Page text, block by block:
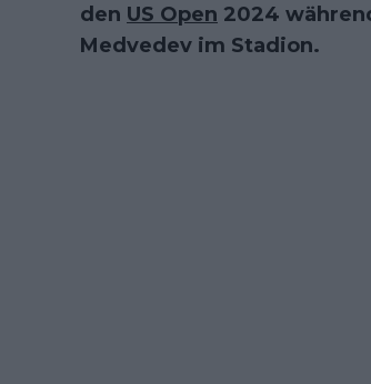
den US Open 2024
Medvedev im Stadion.